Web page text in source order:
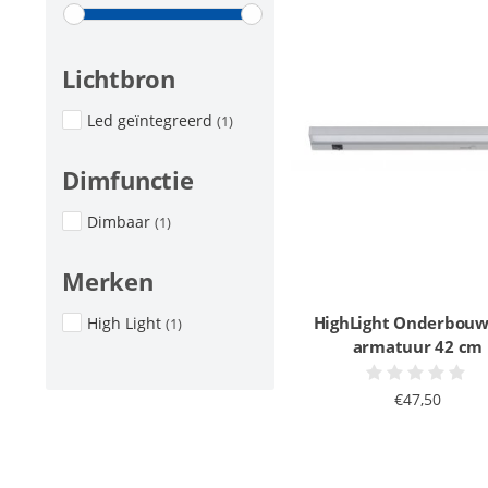
Lichtbron
Led geïntegreerd (1)
Dimfunctie
Dimbaar (1)
Merken
High Light (1)
HighLight
armatuur 42 cm
€47,50